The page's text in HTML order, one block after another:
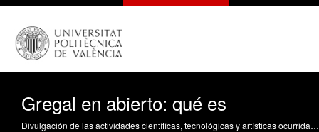
Gregal en abierto: qué es
Divulgación de las actividades científicas, tecnológicas y artísticas ocurridas en los tres campus de la UPV